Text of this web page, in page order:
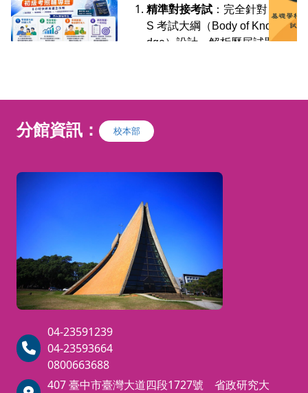
照輔導班
精準對接考試：完全針對iPA
S 考試大綱（ Body of Knowle
dge）設計，解析歷屆試題與
建立正確AI觀念：從機器學
習邏輯到生成式
應用，釐清易混淆觀念，建立
：培養學員具備
場景（製造、服務、金融等）
及理解
分館資訊： 校本部
04-23591239
04-23593664
0800663688
407 臺中市臺灣大道四段1727號 省政研究大